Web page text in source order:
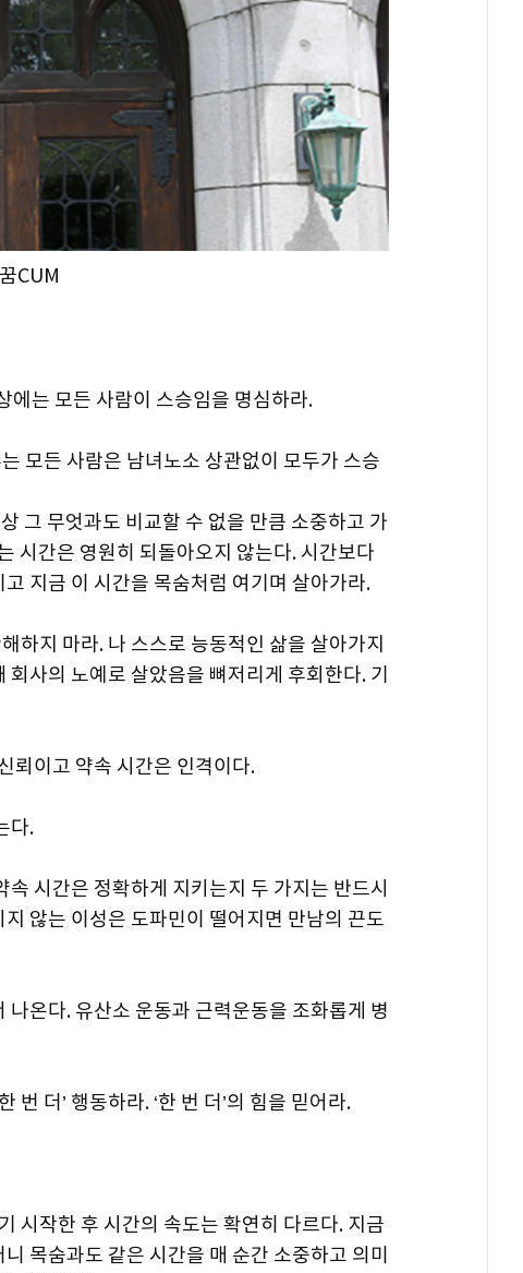
CUM
에는 모든 사람이 스승임을 명심하라.
모든 사람은 남녀노소 상관없이 모두가 스승
그 무엇과도 비교할 수 없을 만큼 소중하고 가
시간은 영원히 되돌아오지 않는다. 시간보다
지금 이 시간을 목숨처럼 여기며 살아가라.
하지 마라. 나 스스로 능동적인 삶을 살아가지
사의 노예로 살았음을 뼈저리게 후회한다. 기
뢰이고 약속 시간은 인격이다.
다.
시간은 정확하게 지키는지 두 가지는 반드시
않는 이성은 도파민이 떨어지면 만남의 끈도
온다. 유산소 운동과 근력운동을 조화롭게 병
번 더’ 행동하라. ‘한 번 더’의 힘을 믿어라.
시작한 후 시간의 속도는 확연히 다르다. 지금
목숨과도 같은 시간을 매 순간 소중하고 의미